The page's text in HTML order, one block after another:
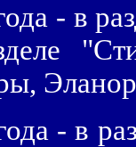
- в
- в